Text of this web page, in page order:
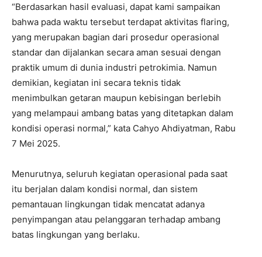
“Berdasarkan hasil evaluasi, dapat kami sampaikan
bahwa pada waktu tersebut terdapat aktivitas flaring,
yang merupakan bagian dari prosedur operasional
standar dan dijalankan secara aman sesuai dengan
praktik umum di dunia industri petrokimia. Namun
demikian, kegiatan ini secara teknis tidak
menimbulkan getaran maupun kebisingan berlebih
yang melampaui ambang batas yang ditetapkan dalam
kondisi operasi normal,” kata Cahyo Ahdiyatman, Rabu
7 Mei 2025.
Menurutnya, seluruh kegiatan operasional pada saat
itu berjalan dalam kondisi normal, dan sistem
pemantauan lingkungan tidak mencatat adanya
penyimpangan atau pelanggaran terhadap ambang
batas lingkungan yang berlaku.